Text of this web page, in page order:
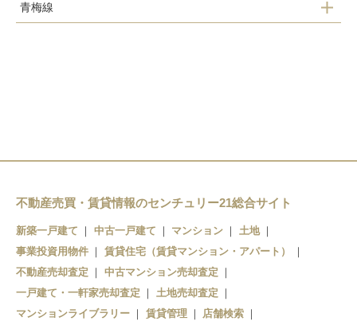
青梅線
不動産売買・賃貸情報のセンチュリー21総合サイト
新築一戸建て 中古一戸建て マンション
土地
事業投資用物件
賃貸住宅（賃貸マンション・アパート）
不動産売却査定
中古マンション売却査定
一戸建て・一軒家売却査定
土地売却査定
マンションライブラリー
賃貸管理
店舗検索